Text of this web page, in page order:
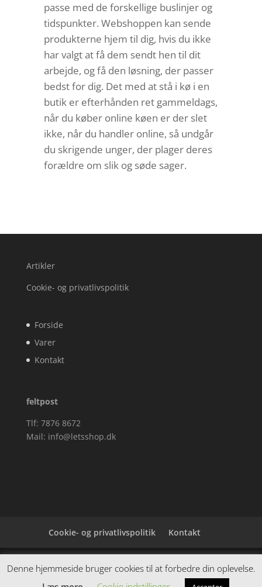
passe med de forskellige buslinjer og
tidspunkter. Webshoppen kan sende
produkterne hjem til dig, hvis du ikke
har valgt at få dem sendt hen til dit
arbejde, og få den løsning, der passer
bedst for dig. Det med at stå i kø i en
butik er efterhånden ret gammeldags,
når du køber online køen er der slet
ikke, når du handler online, så undgår
du skrigende unger, der plager deres
forældre om slik og søde sager.
Artikler
Cookie- og privatlivspolitik
Forside
Varer
Kontakt
feltpost
Tlf: 7876 8672
Mail: info@letsshop.dk
Cookie- og privatlivspolitik Kontakt
Denne hjemmeside samler et bredt udvalg af
spændende varer. Siden er et affiiliatesite, og nogle
Denne hjemmeside bruger cookies til at forbedre din oplevelse.